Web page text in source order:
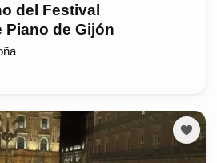
del Festival
Piano de Gijón